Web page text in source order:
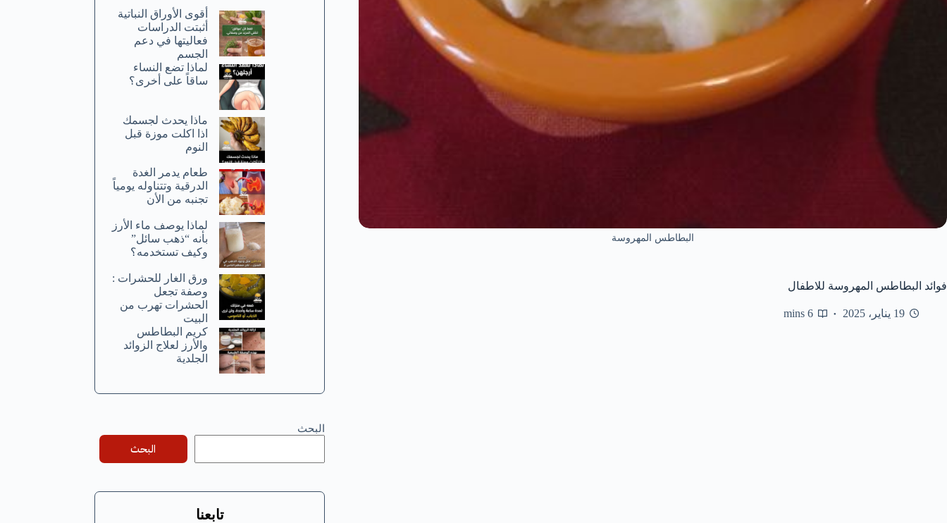
البطاطس المهروسة
فوائد البطاطس المهروسة للاطفال
19 يناير، 2025 6 mins
أقوى الأوراق النباتية
أثبتت الدراسات
فعاليتها في دعم
الجسم
لماذا تضع النساء
ساقاً على أخرى؟
ماذا يحدث لجسمك
اذا اكلت موزة قبل
النوم
طعام يدمر الغدة
الدرقية وتتناوله يومياً
تجنبه من الأن
لماذا يوصف ماء الأرز
بأنه “ذهب سائل”
وكيف تستخدمه؟
ورق الغار للحشرات :
وصفة تجعل
الحشرات تهرب من
البيت
كريم البطاطس
والأرز لعلاج الزوائد
الجلدية
البحث
البحث
تابعنا